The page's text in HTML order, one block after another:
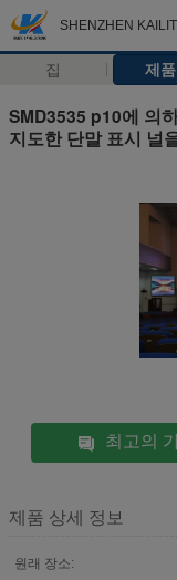
SHENZHEN
집 제품
SMD3535 p10에 의
지도한 단말 표시 널
최고의
제품 상세 정보
원래 장소: